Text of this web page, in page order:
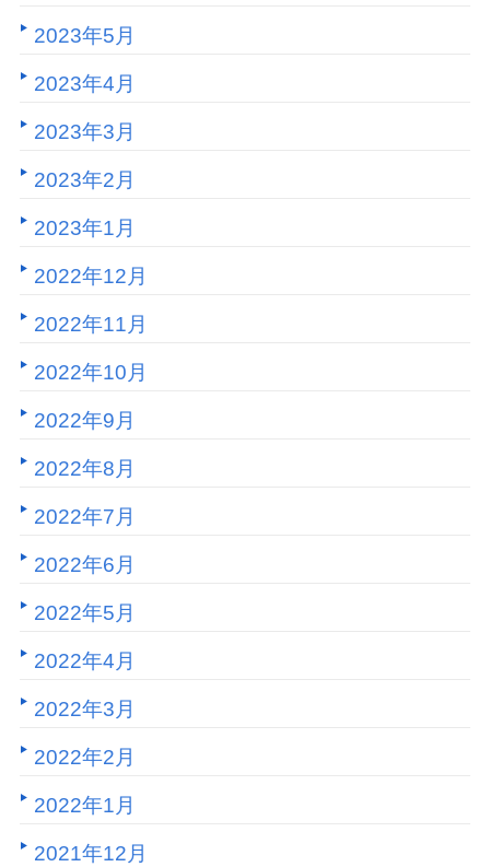
2023年5月
2023年4月
2023年3月
2023年2月
2023年1月
2022年12月
2022年11月
2022年10月
2022年9月
2022年8月
2022年7月
2022年6月
2022年5月
2022年4月
2022年3月
2022年2月
2022年1月
2021年12月